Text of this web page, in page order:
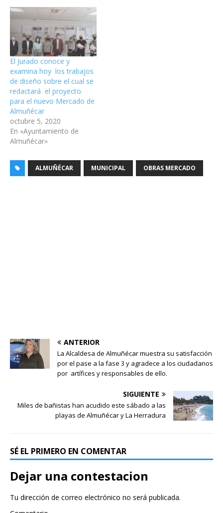
El Jurado conoce y
examina hoy los trabajos
de diseño sobre el cual se
redactará el proyecto
para el nuevo Mercado de
Almuñécar
octubre 5, 2020
En «Ayuntamiento de
Almuñécar»
ALMUÑÉCAR MUNICIPAL OBRAS MERCADO
ANTERIOR
La Alcaldesa de Almuñécar muestra su satisfacción
por el pase a la fase 3 y agradece a los ciudadanos
por artífices y responsables de ello.
SIGUIENTE
Miles de bañistas han acudido este sábado a las
playas de Almuñécar y La Herradura
SÉ EL PRIMERO EN COMENTAR
Dejar una contestacion
Tu dirección de correo electrónico no será publicada.